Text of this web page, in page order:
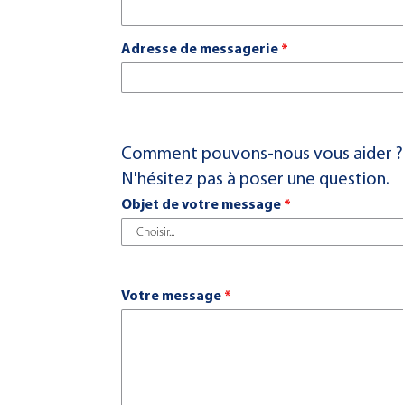
Adresse de messagerie *
Comment pouvons-nous vous aider ?
N'hésitez pas à poser une question.
Objet de votre message *
Votre message *
Contactez-nous
Office de Paris
Cour d’Appel de PARIS